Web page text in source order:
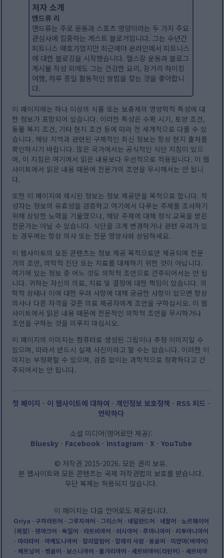
저자 소개
앤드류 리
앤드류는 주로 운동과 스포츠 영양이라는 두 가지 주요
관심사에 집중하는 게스트 블로거입니다. 그는 수년간
피트니스 애호가였지만 최근에야 온라인에서 피트니스
에 대한 블로깅을 시작했습니다. 헬스장 운동과 블로그
게시물 작성 외에도 그는 건강한 요리, 장거리 하이킹
여행, 하루 종일 활동적인 방법을 찾는 것을 좋아합니
다.
이 페이지에는 하나 이상의 식품 또는 보충제의 영양학적 특성에 대
한 정보가 포함되어 있습니다. 이러한 특성은 수확 시기, 토양 조건,
동물 복지 조건, 기타 현지 조건 등에 따라 전 세계적으로 다를 수 있
습니다. 해당 지역과 관련된 구체적인 최신 정보는 항상 현지 출처를
확인하시기 바랍니다. 많은 국가에서는 공식적인 식단 지침이 있으
며, 이 지침은 여기에서 읽은 내용보다 우선적으로 적용됩니다. 이 웹
사이트에서 읽은 내용 때문에 전문가의 조언을 무시해서는 안 됩니
다.
또한 이 페이지에 제시된 정보는 정보 제공만을 목적으로 합니다. 작
성자는 정보의 유효성을 검증하고 여기에서 다루는 주제를 조사하기
위해 상당한 노력을 기울였으나, 해당 주제에 대해 정식 교육을 받은
전문가는 아닐 수 있습니다. 식단을 크게 변경하거나 관련 우려가 있
는 경우에는 항상 의사 또는 전문 영양사와 상담하세요.
이 웹사이트의 모든 콘텐츠는 정보 제공 목적으로만 제공되며 전문
가의 조언, 의학적 진단 또는 치료를 대체하기 위한 것이 아닙니다.
여기에 있는 정보 중 어느 것도 의학적 조언으로 간주되어서는 안 됩
니다. 귀하는 자신의 의료, 치료 및 결정에 대한 책임이 있습니다. 의
학적 상태나 이에 대한 우려 사항에 대해 궁금한 사항이 있으면 항상
의사나 다른 자격을 갖춘 의료 제공자에게 조언을 구하십시오. 이 웹
사이트에서 읽은 내용 때문에 전문적인 의학적 조언을 무시하거나
조언을 구하는 것을 미루지 마십시오.
이 페이지의 이미지는 컴퓨터로 생성된 그림이나 추정 이미지일 수
있으며, 따라서 반드시 실제 사진이라고 할 수는 없습니다. 이러한 이
미지는 부정확할 수 있으며, 검증 없이는 과학적으로 정확하다고 간
주되어서는 안 됩니다.
첫 페이지 - 이 웹사이트에 대하여 - 개인정보 보호정책 - RSS 피드 -
연락하다
소셜 미디어(영어로만 제공):
Bluesky- Facebook- Instagram - X - YouTube
© 저작권 2015-2026. 모든 권리 보유.
본 웹사이트와 모든 콘텐츠는 국제 저작권법의 보호를 받습니다.
무단 복제는 허용되지 않습니다.
이 페이지는 다음 언어로도 제공됩니다.
Oriya -구자라트어 -그루지야어 -그리스어 - 네덜란드어 - 네팔어 -노르웨이어
(복말) - 덴마크어 -독일어 - 라트비아어 - 러시아어 -루마니아어 - 리투아니아어
- 마라타어 - 마케도니아어 - 말라얄람어 - 말레이 사람-몽골어 - 미얀마(버마어)
- 베트남어 - 벵골어 -보스니아어 -불가리아어 - 세르비아어(라틴어) - 세르비아